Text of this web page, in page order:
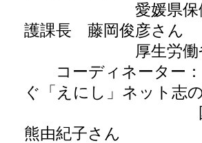
愛媛県保健福祉
護課長 藤岡俊彦さん
厚生労働省老
コーディネーター：
ぐ「えにし」ネット志
国際医療福
熊由紀子さん